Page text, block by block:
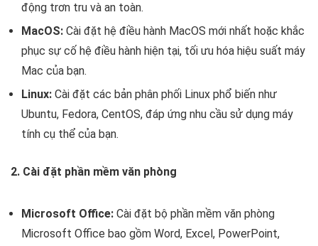
động trơn tru và an toàn.
MacOS: Cài đặt hệ điều hành MacOS mới nhất hoặc khắc
phục sự cố hệ điều hành hiện tại, tối ưu hóa hiệu suất máy
Mac của bạn.
Linux: Cài đặt các bản phân phối Linux phổ biến như
Ubuntu, Fedora, CentOS, đáp ứng nhu cầu sử dụng máy
tính cụ thể của bạn.
2. Cài đặt phần mềm văn phòng
Microsoft Office: Cài đặt bộ phần mềm văn phòng
Microsoft Office bao gồm Word, Excel, PowerPoint,